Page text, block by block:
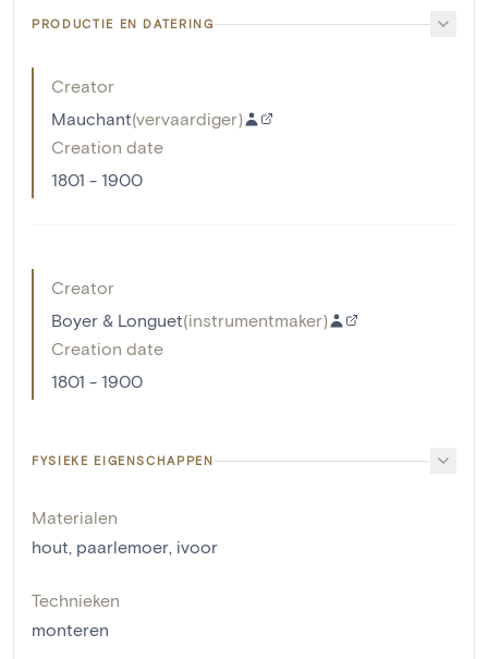
PRODUCTIE EN DATERING
Creator
Mauchant(vervaardiger)
Creation date
1801 - 1900
Creator
Boyer & Longuet(instrumentmaker)
Creation date
1801 - 1900
FYSIEKE EIGENSCHAPPEN
Materialen
hout, paarlemoer, ivoor
Technieken
monteren